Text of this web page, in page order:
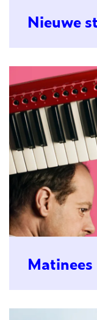
Nieuwe
Matinees